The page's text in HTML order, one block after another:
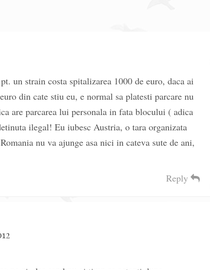
un strain costa spitalizarea 1000 de euro, daca ai
din cate stiu eu, e normal sa platesti parcare nu
are parcarea lui personala in fata blocului ( adica
ilegal! Eu iubesc Austria, o tara organizata
nu va ajunge asa nici in cateva sute de ani,
Reply